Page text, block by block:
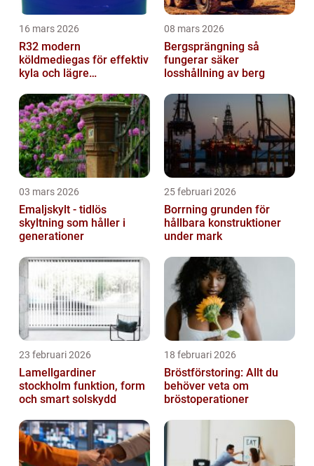
16 mars 2026
R32 modern
köldmediegas för effektiv
kyla och lägre
08 mars 2026
Bergsprängning så
fungerar säker
losshållning av berg
03 mars 2026
Emaljskylt - tidlös
skyltning som håller i
generationer
25 februari 2026
Borrning grunden för
hållbara konstruktioner
under mark
23 februari 2026
Lamellgardiner
stockholm funktion, form
och smart solskydd
18 februari 2026
Bröstförstoring: Allt du
behöver veta om
bröstoperationer